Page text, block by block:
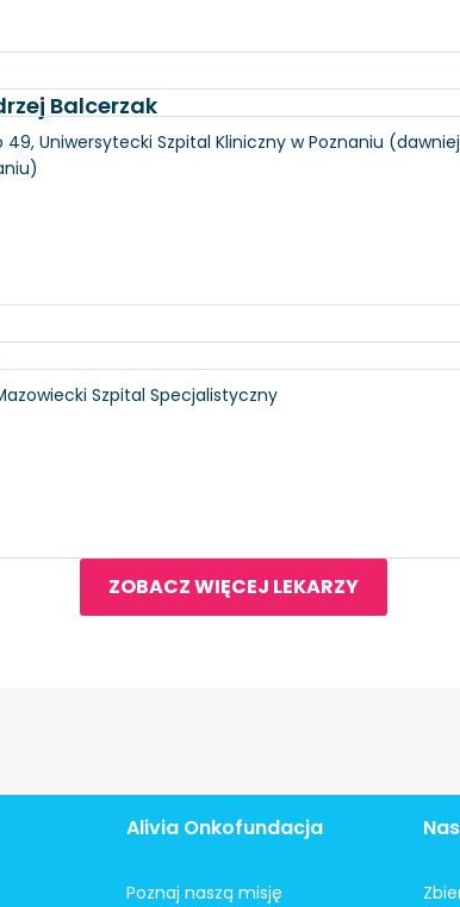
Balcerzak
49, Uniwersytecki Szpital Kliniczny w Poznaniu (dawniej
Szpital Specjalistyczny
ZOBACZ WIĘCEJ LEKARZY
Alivia Onkofundacja
Poznaj naszą misję